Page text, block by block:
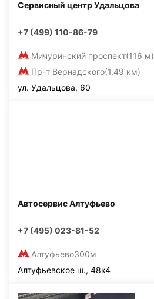
Сервисный центр Удальцова
+7 (499) 110-86-79
Мичуринский проспект(116 м)
Пр-т Вернадского(1,49 км)
ул. Удальцова, 60
Автосервис Алтуфьево
+7 (495) 023-81-52
Алтуфьево300м
Алтуфьевское ш., 48к4